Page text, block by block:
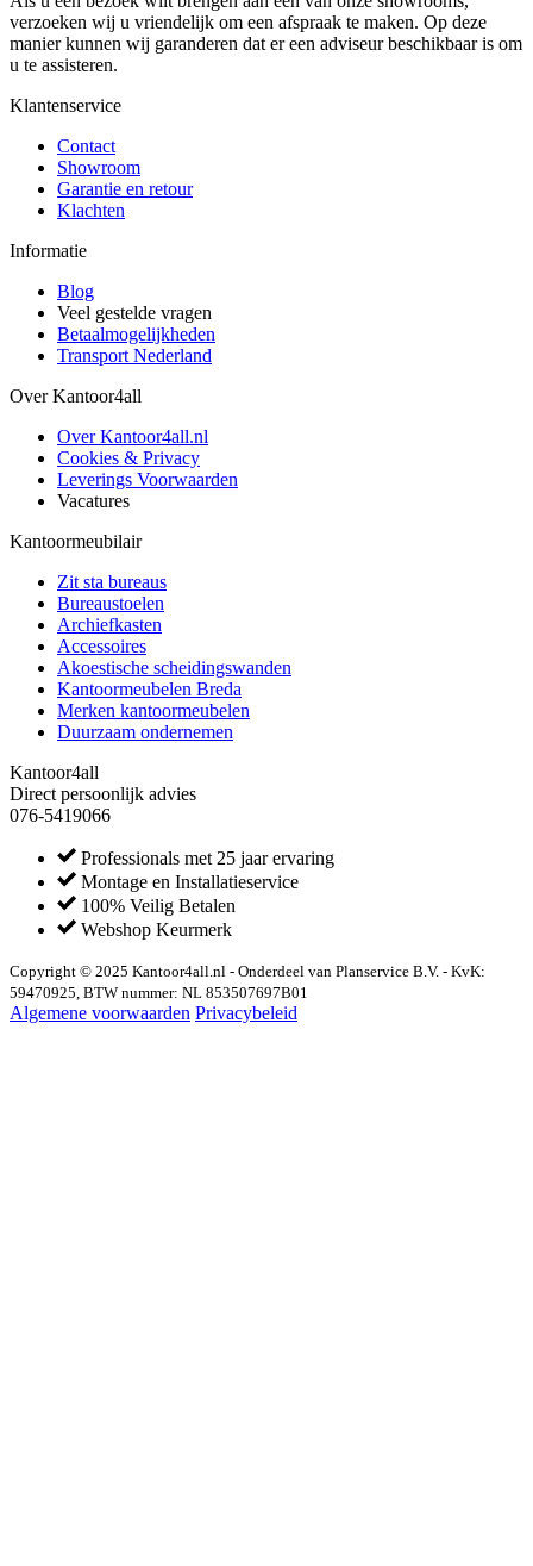
verzoeken wij u vriendelijk om een afspraak te maken. Op deze
manier kunnen wij garanderen dat er een adviseur beschikbaar is om
u te assisteren.
Klantenservice
Contact
Showroom
Garantie en retour
Klachten
Informatie
Blog
Veel gestelde vragen
Betaalmogelijkheden
Transport Nederland
Over Kantoor4all
Over Kantoor4all.nl
Cookies & Privacy
Leverings Voorwaarden
Vacatures
Kantoormeubilair
Zit sta bureaus
Bureaustoelen
Archiefkasten
Accessoires
Akoestische scheidingswanden
Kantoormeubelen Breda
Merken kantoormeubelen
Duurzaam ondernemen
Kantoor4all
Direct persoonlijk advies
076-5419066
Professionals met 25 jaar ervaring
Montage en Installatieservice
100% Veilig Betalen
Webshop Keurmerk
Copyright © 2025 Kantoor4all.nl - Onderdeel van Planservice B.V. - KvK:
59470925, BTW nummer: NL 853507697B01
Algemene voorwaarden Privacybeleid